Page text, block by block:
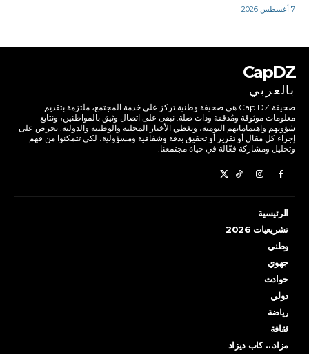
7 أغسطس 2026
CapDZ
بالعربي
صحيفة Cap DZ هي صحيفة وطنية تركز على خدمة المجتمع، ملتزمة بتقديم
معلومات موثوقة ومُدققة وذات صلة. نبقى على اتصال وثيق بالمواطنين، ونتابع
شؤونهم واهتماماتهم اليومية، ونغطي الأخبار المحلية والوطنية والدولية. نحرص على
إجراء كل مقال أو تقرير أو تحقيق بدقة وشفافية ومسؤولية، لكي تتمكنوا من فهم
وتحليل ومشاركة فعّالة في حياة مجتمعنا.
الرئيسية
تشريعيات 2026
وطني
جهوي
حوادث
دولي
رياضة
ثقافة
مزاد… كاب ديزاد